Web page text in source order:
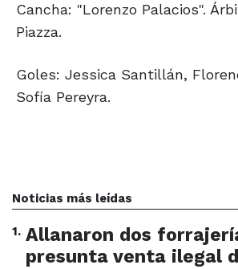
Cancha: "Lorenzo Palacios".
Piazza.
Goles: Jessica Santillán,
Sofía Pereyra.
Noticias más leídas
1. Allanaron dos
presunta venta ilegal